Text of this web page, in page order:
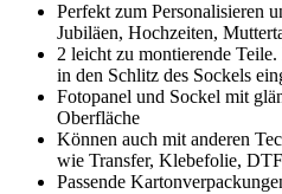
Perfekt zum Personalisieren
Jubiläen, Hochzeiten,
2 leicht zu montierende
in den Schlitz des Sockels
Fotopanel und Sockel mit
Oberfläche
Können auch mit anderen
wie Transfer, Klebefolie, DTF
Passende